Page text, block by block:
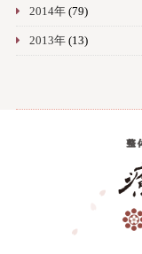
2014年(79)
2013年(13)